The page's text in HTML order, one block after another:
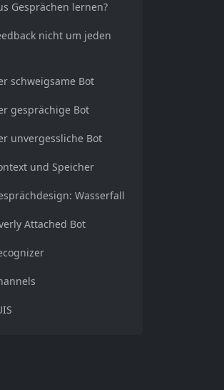
Gesprächen lernen?
nicht um jeden
schweigsame Bot
gesprächige Bot
unvergessliche Bot
und Speicher
Wasserfall
Attached Bot